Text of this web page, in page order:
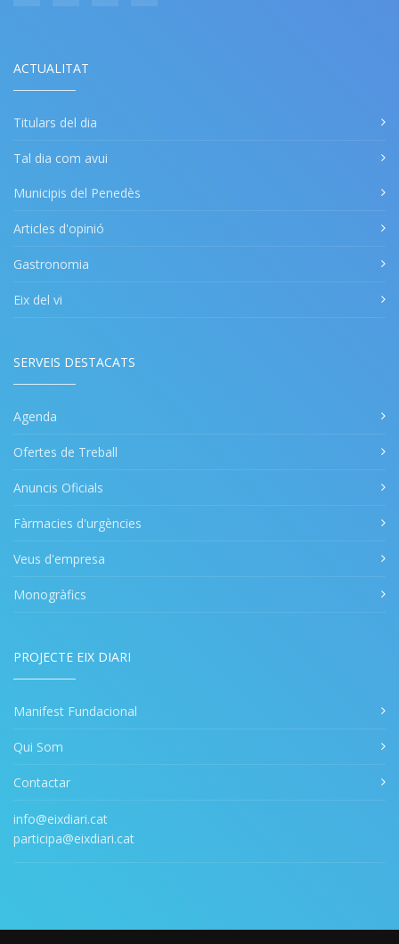
ACTUALITAT
Titulars del dia
Tal dia com avui
Municipis del Penedès
Articles d'opinió
Gastronomia
Eix del vi
SERVEIS DESTACATS
Agenda
Ofertes de Treball
Anuncis Oficials
Fàrmacies d'urgències
Veus d'empresa
Monogràfics
PROJECTE EIX DIARI
Manifest Fundacional
Qui Som
Contactar
info@eixdiari.cat
participa@eixdiari.cat